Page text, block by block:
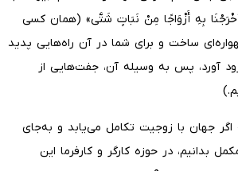
بِهِ أَزْوَاجًا مِنْ نَبَاتٍ شَتَّی» (همان کسی
ساخت و برای شما در آن راه‌هایی پدید
آورد، پس به وسیله آن، جفت‌هایی از
جهان با زوجیت تکامل می‌یابد و به‌جای
بدانیم، در حوزه کارگر و کارفرما این